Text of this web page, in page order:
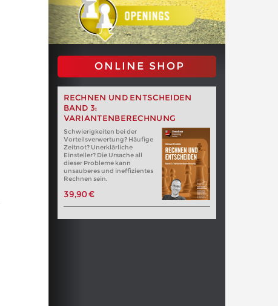
ONLINE SHOP
RECHNEN UND ENTSCHEIDEN
BAND 3:
VARIANTENBERECHNUNG
Schwierigkeiten bei der
Vorteilsverwertung? Häufige
Zeitnot? Unerklärliche
Einsteller? Die Ursache all
dieser Probleme kann
unsauberes und ineffizientes
Rechnen sein.
39,90 €